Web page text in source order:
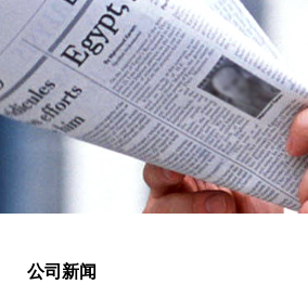
公司新闻